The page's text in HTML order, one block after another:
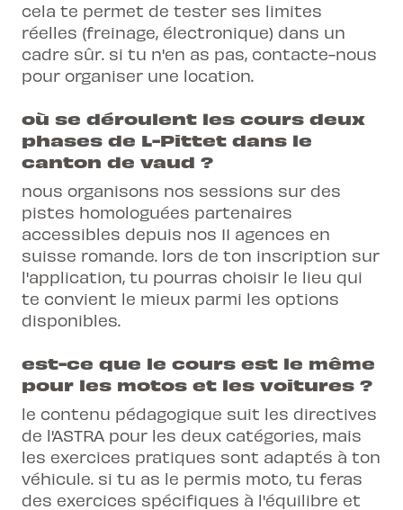
cela te permet de tester ses limites
réelles (freinage, électronique) dans un
cadre sûr. si tu n'en as pas, contacte-nous
pour organiser une location.
où se déroulent les cours deux
phases de L-Pittet dans le
canton de vaud ?
nous organisons nos sessions sur des
pistes homologuées partenaires
accessibles depuis nos 11 agences en
suisse romande. lors de ton inscription sur
l'application, tu pourras choisir le lieu qui
te convient le mieux parmi les options
disponibles.
est-ce que le cours est le même
pour les motos et les voitures ?
le contenu pédagogique suit les directives
de l'ASTRA pour les deux catégories, mais
les exercices pratiques sont adaptés à ton
véhicule. si tu as le permis moto, tu feras
des exercices spécifiques à l'équilibre et